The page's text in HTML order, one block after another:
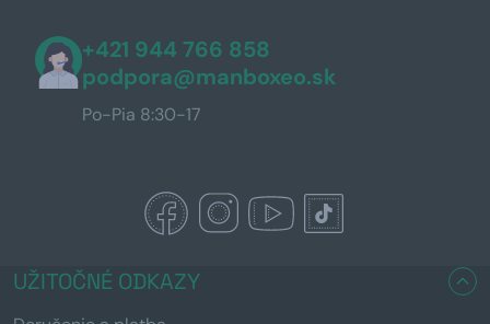
+421 944 766 858
podpora@manboxeo.sk
Po-Pia 8:30-17
UŽITOČNÉ ODKAZY